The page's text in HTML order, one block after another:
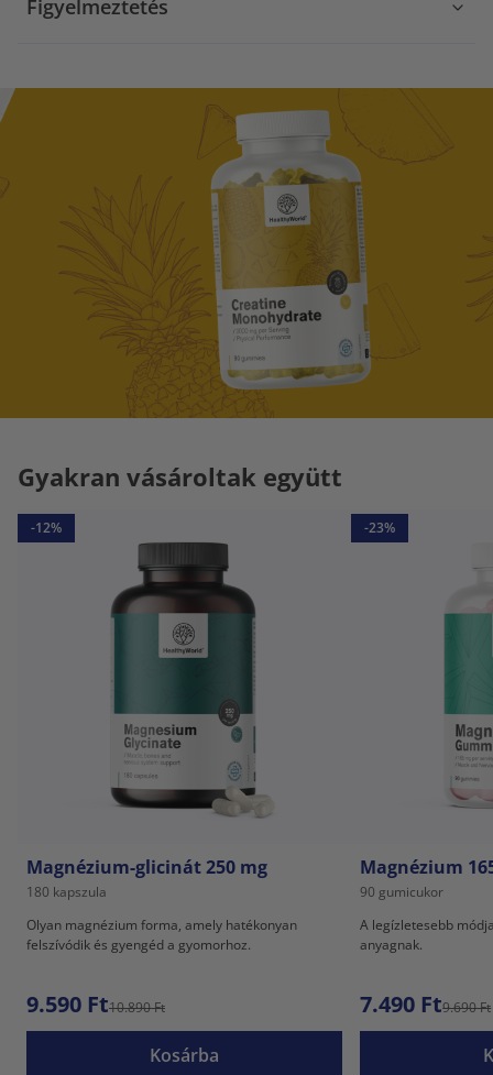
Figyelmeztetés
Gyakran vásároltak együtt
-12%
Magnézium-glicinát 250 mg
180 kapszula
Olyan magnézium forma, amely hatékonyan
felszívódik és gyengéd a gyomorhoz.
9.590 Ft10.890 Ft
Kosárba
-23%
Magnézium
90 gumicukor
A legízletesebb
anyagnak.
7.490 Ft9.690 Ft